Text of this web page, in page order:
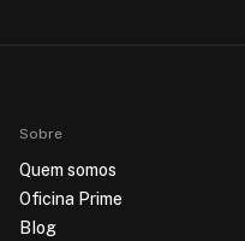
Sobre
Quem somos
Oficina Prime
Blog